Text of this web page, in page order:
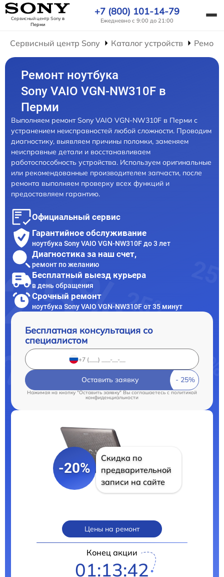
Сервисный центр Sonyв
Перми
+7 (800) 101-14-79
Ежедневно с 9:00 до 21:00
Сервисный центр Sony Каталог устройств
Ремонт ноутбука
Sony VAIO VGN-NW310F в
Перми
Выполняем ремонт Sony VAIO VGN-NW310F в Перми с
устранением неисправностей любой сложности. Проводим
диагностику, выявляем причины поломки, заменяем
неисправные детали и восстанавливаем
работоспособность устройства. Используем оригинальные
или рекомендованные производителем запчасти, после
ремонта выполняем проверку всех функций и
предоставляем гарантию.
Официальный сервис
Гарантийное обслуживание
ноутбука Sony VAIO VGN-NW310F до 3 лет
Диагностика за наш счет,
ремонт по желанию
Бесплатный выезд курьера
в день обращения
Срочный ремонт
ноутбука Sony VAIO VGN-NW310F от 35 минут
Бесплатная консультация со
специалистом
Оставить заявку
Нажимая на кнопку "Оставить заявку" Вы соглашаетесь c политикой
конфиденциальности
-20%
Скидка по
предварительной
записи на сайте
Цены на ремонт
Конец акции
01:13:41